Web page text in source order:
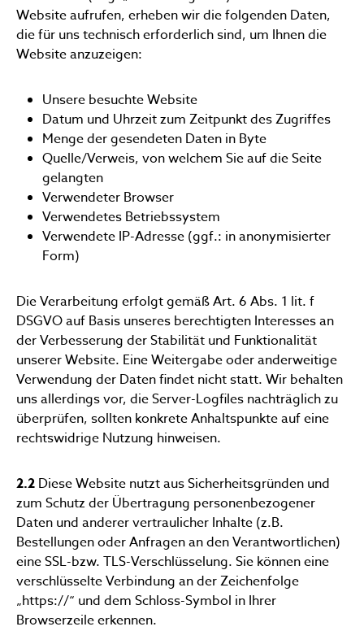
Website aufrufen, erheben wir die folgenden Daten,
die für uns technisch erforderlich sind, um Ihnen die
Website anzuzeigen:
Unsere besuchte Website
Datum und Uhrzeit zum Zeitpunkt des Zugriffes
Menge der gesendeten Daten in Byte
Quelle/Verweis, von welchem Sie auf die Seite
gelangten
Verwendeter Browser
Verwendetes Betriebssystem
Verwendete IP-Adresse (ggf.: in anonymisierter
Form)
Die Verarbeitung erfolgt gemäß Art. 6 Abs. 1 lit. f
DSGVO auf Basis unseres berechtigten Interesses an
der Verbesserung der Stabilität und Funktionalität
unserer Website. Eine Weitergabe oder anderweitige
Verwendung der Daten findet nicht statt. Wir behalten
uns allerdings vor, die Server-Logfiles nachträglich zu
überprüfen, sollten konkrete Anhaltspunkte auf eine
rechtswidrige Nutzung hinweisen.
2.2 Diese Website nutzt aus Sicherheitsgründen und
zum Schutz der Übertragung personenbezogener
Daten und anderer vertraulicher Inhalte (z.B.
Bestellungen oder Anfragen an den Verantwortlichen)
eine SSL-bzw. TLS-Verschlüsselung. Sie können eine
verschlüsselte Verbindung an der Zeichenfolge
„https://“ und dem Schloss-Symbol in Ihrer
Browserzeile erkennen.